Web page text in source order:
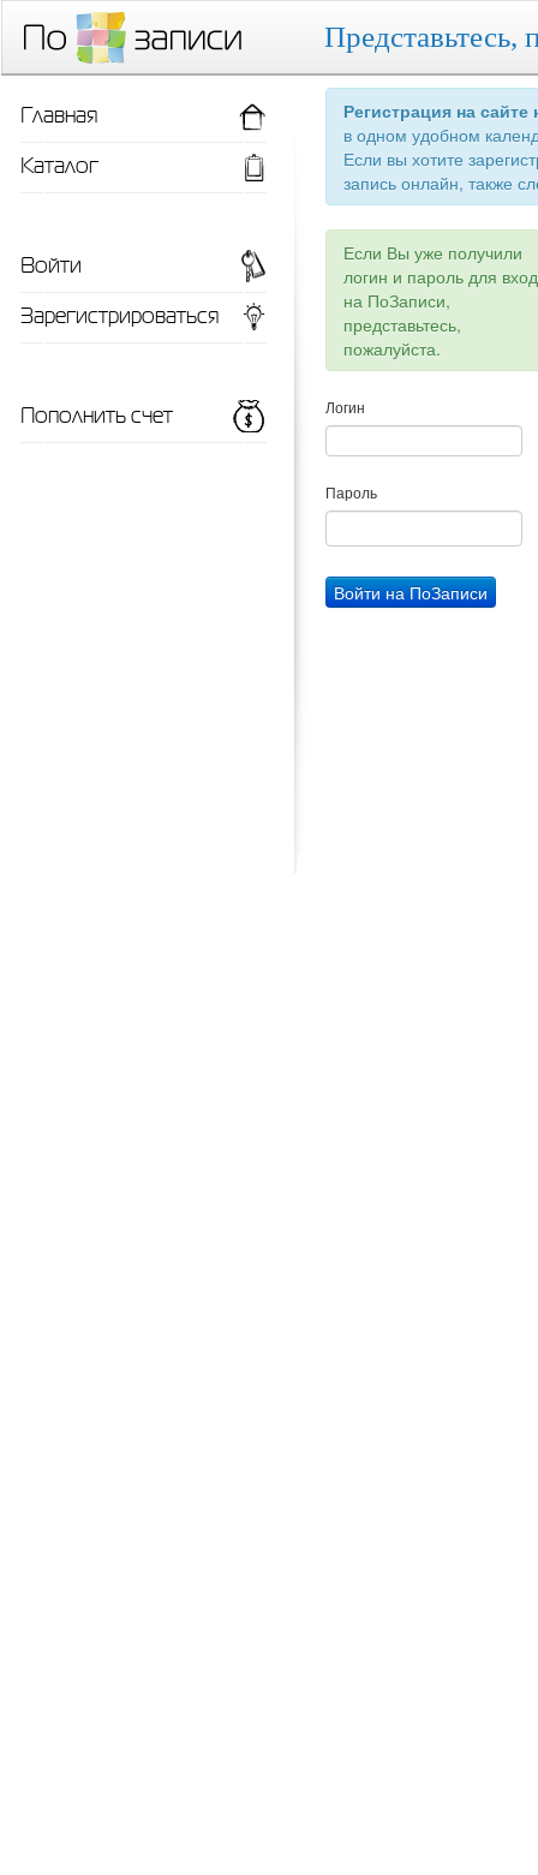
Представьтесь,
Регистрация на
в одном удобном
Если вы хотите
запись онлайн, также
Если Вы уже получили
логин и пароль для
на ПоЗаписи,
представьтесь,
пожалуйста.
Логин
Пароль
Главная
Каталог
Войти
Зарегистрироваться
Пополнить счет